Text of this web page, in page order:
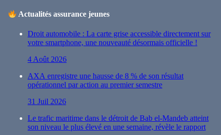
Actualités assurance jeunes
Droit automobile : La carte grise accessible directement sur
votre smartphone, une nouveauté désormais officielle !
4 Août 2026
AXA enregistre une hausse de 8 % de son résultat
opérationnel par action au premier semestre
31 Juil 2026
Le trafic maritime dans le détroit de Bab el-Mandeb atteint
son niveau le plus élevé en une semaine, révèle le rapport